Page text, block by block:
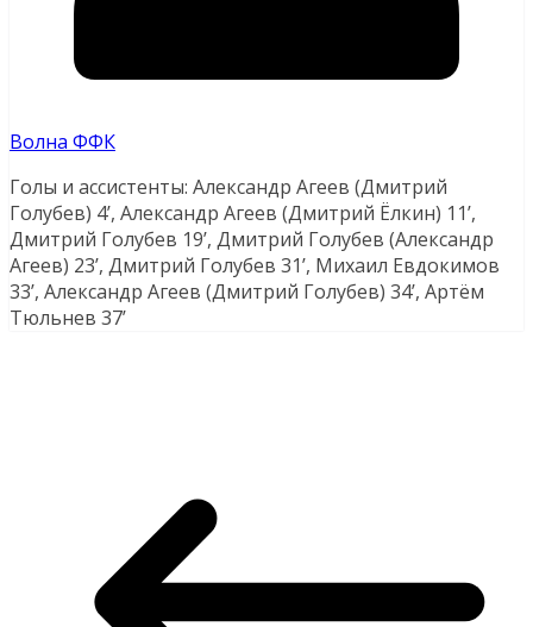
Волна ФФК
Голы и ассистенты: Александр Агеев (Дмитрий
Голубев) 4’, Александр Агеев (Дмитрий Ёлкин) 11’,
Дмитрий Голубев 19’, Дмитрий Голубев (Александр
Агеев) 23’, Дмитрий Голубев 31’, Михаил Евдокимов
33’, Александр Агеев (Дмитрий Голубев) 34’, Артём
Тюльнев 37’